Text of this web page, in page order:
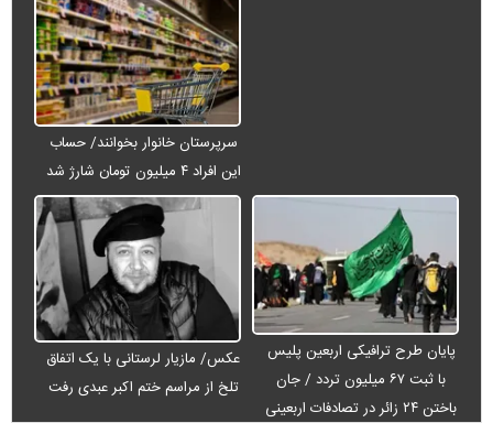
سرپرستان خانوار بخوانند/ حساب
این افراد ۴ میلیون تومان شارژ شد
پایان طرح ترافیکی اربعین پلیس
با ثبت ۶۷ میلیون تردد / جان
باختن ۲۴ زائر در تصادفات اربعینی
عکس/ مازیار لرستانی با یک اتفاق
تلخ از مراسم ختم اکبر عبدی رفت